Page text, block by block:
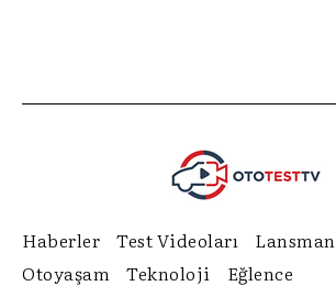
Haberler Test Videoları Lansman
Otoyaşam
Teknoloji Eğlence